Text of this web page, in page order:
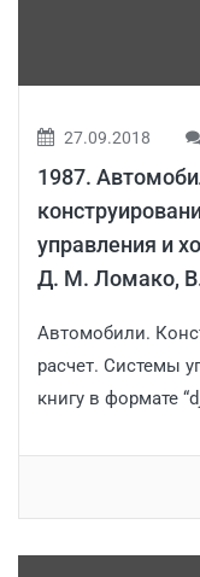
27.09.2018
1987.
управления и
Д. М. Ломако,
Автомобили.
расчет. Системы
книгу в формате